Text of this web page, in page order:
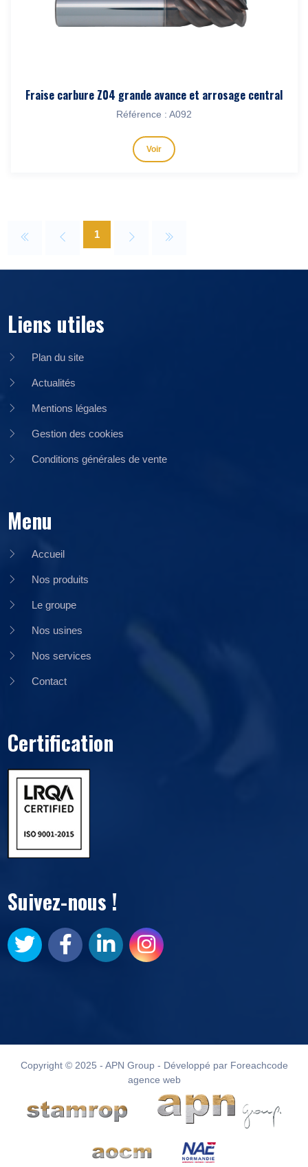
Fraise carbure Z04 grande avance et arrosage central
Référence : A092
Voir
1
Liens utiles
Plan du site
Actualités
Mentions légales
Gestion des cookies
Conditions générales de vente
Menu
Accueil
Nos produits
Le groupe
Nos usines
Nos services
Contact
Certification
Suivez-nous !
Copyright © 2025 - APN Group - Développé par Foreachcode
agence web